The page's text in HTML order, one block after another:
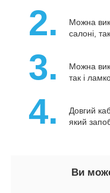
2.
Можна
салоні,
3.
Можна
так і
4.
Довгий
який
Ви